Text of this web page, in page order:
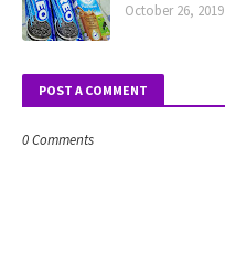
October 26, 2019
POST A COMMENT
0 Comments